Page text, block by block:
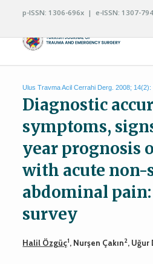
p-ISSN: 1306-696x | e-ISSN: 1307-
Ulus Travma Acil Cerrahi Derg. 2008; 14(2):
Diagnostic
symptoms,
year prognosis
with acute non-
abdominal
survey
Halil Özgüç1, Nurşen Çakın2, Uğur